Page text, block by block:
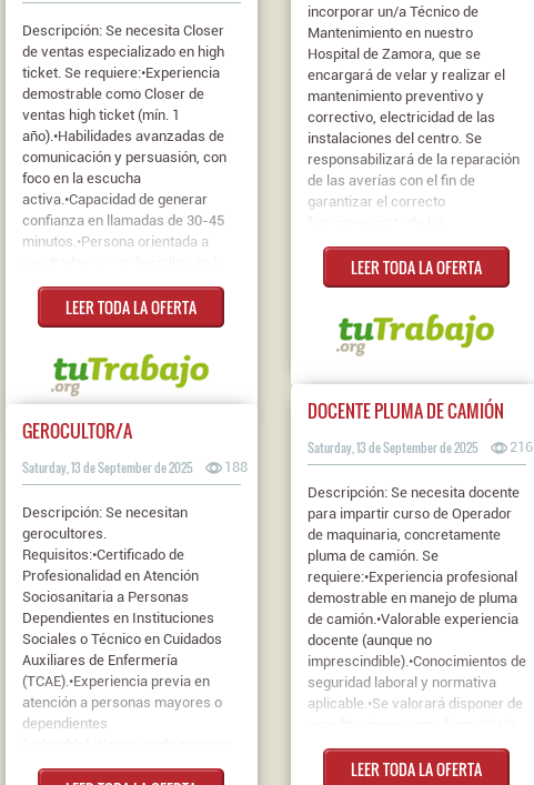
incorporar un/a Técnico de
Mantenimiento en nuestro
Hospital de Zamora, que se
encargará de velar y realizar el
mantenimiento preventivo y
correctivo, electricidad de las
instalaciones del centro. Se
responsabilizará de la reparación
de las averías con el fin de
garantizar el correcto
instalaciones y maquinarias del
hospital. Se valorará experiencia
en climatización, fontanería y
experiencia... Contrato: Indefinido
Jornada: Jornada Completa Nivel
LEER TODA LA OFERTA
Descripción: Se necesita Closer
de ventas especializado en high
ticket. Se requiere:•Experiencia
demostrable como Closer de
ventas high ticket (mín. 1
año).•Habilidades avanzadas de
comunicación y persuasión, con
foco en la escucha
activa.•Capacidad de generar
confianza en llamadas de 30-45
minutos.•Persona orientada a
gestión de leads.•Deseable
experiencia en venta de
programas de desarrollo personal,
mental.•Español nativo (se ...
Contrato: Indefinido Jornada:
Título Bachiller/B.U.P./C.O.U.
LEER TODA LA OFERTA
DOCENTE PLUMA DE CAMIÓN
Saturday, 13 de September de 2025 216
Descripción: Se necesita docente
para impartir curso de Operador
de maquinaria, concretamente
pluma de camión. Se
requiere:•Experiencia profesional
demostrable en manejo de pluma
de camión.•Valorable experiencia
docente (aunque no
imprescindible).•Conocimientos de
seguridad laboral y normativa
aplicable.•Se valorará disponer de
de maquinaria o CAP
docente.•Persona comunicativa,
LEER TODA LA OFERTA
GEROCULTOR/A
Saturday, 13 de September de 2025 188
Descripción: Se necesitan
gerocultores.
Requisitos:•Certificado de
Profesionalidad en Atención
Sociosanitaria a Personas
Dependientes en Instituciones
Sociales o Técnico en Cuidados
Auxiliares de Enfermería
(TCAE).•Experiencia previa en
atención a personas mayores o
dependientes
empatía y capacidad de trabajo en